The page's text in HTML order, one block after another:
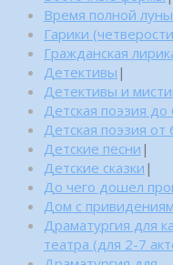
Время полной луны
Гарики
Гражданская
Детективы |
Детективы и
Детская поэзия до
Детская поэзия от
Детские песни |
Детские сказки |
До чего дошел
Дом с
Драматургия для
театра (для 2-7